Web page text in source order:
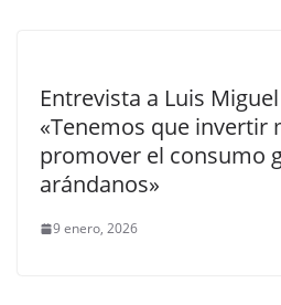
Entrevista a Luis
«Tenemos que invertir
promover el consumo
arándanos»
9 enero, 2026